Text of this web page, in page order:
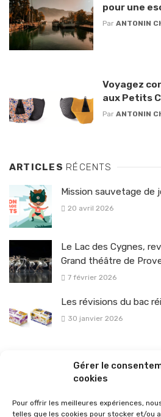
Gérer le
cookies
Pour offrir les meilleures expériences,
telles que les cookies pour stocker et/ou
pour une
Par ANTONIN
Voyagez
aux Petits
Par ANTONIN
ARTICLES RÉCENTS
Mission sauvetage de
20 avril 2026
Le Lac des Cygnes,
Grand théâtre de
7 février 2026
Les révisions du bac
30 janvier 2026